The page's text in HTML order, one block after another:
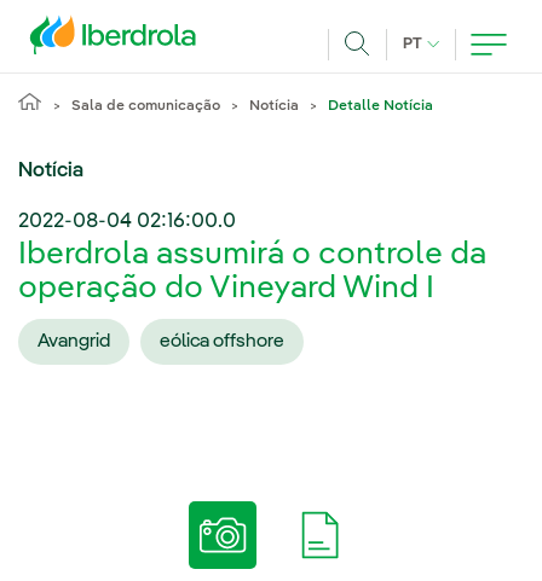
PT IDIOMA ATUAL,
Sala de comunicação Notícia Detalle Notícia
Notícia
2022-08-04 02:16:00.0
Iberdrola assumirá o controle da
operação do Vineyard Wind I
Avangrid eólica offshore